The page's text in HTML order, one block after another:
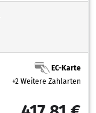
EC-Karte
+2 Weitere Zahlarten